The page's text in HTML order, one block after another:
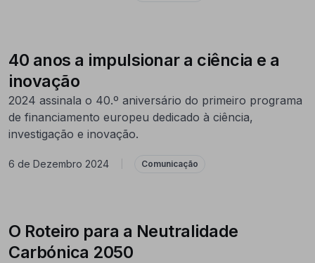
40 anos a impulsionar a ciência e a
inovação
2024 assinala o 40.º aniversário do primeiro programa
de financiamento europeu dedicado à ciência,
investigação e inovação.
6 de Dezembro 2024 Comunicação
O Roteiro para a Neutralidade
Carbónica 2050